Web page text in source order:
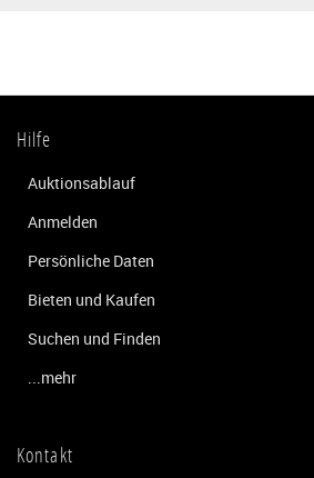
Hilfe
Auktionsablauf
Anmelden
Persönliche Daten
Bieten und Kaufen
Suchen und Finden
...mehr
Kontakt